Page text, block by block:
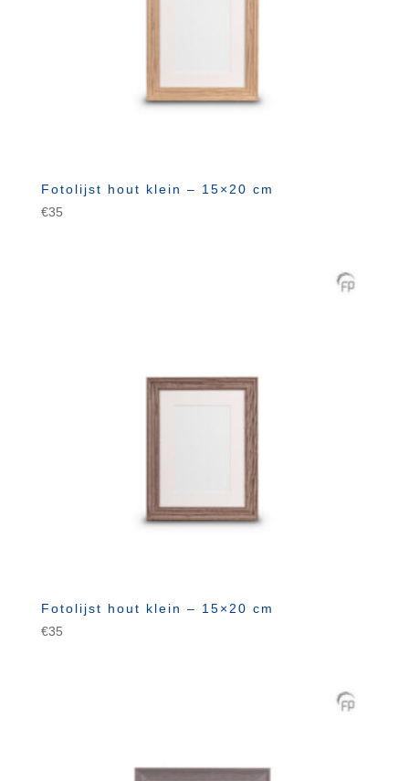
Fotolijst hout klein – 15×20 cm
€35
Fotolijst hout klein – 15×20 cm
€35